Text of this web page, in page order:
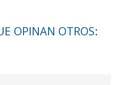
OPINAN OTROS: